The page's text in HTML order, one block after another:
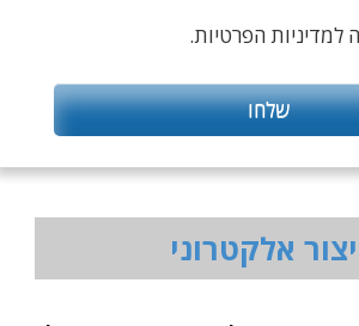
למדיניות הפרטיות.
אלקטרוני